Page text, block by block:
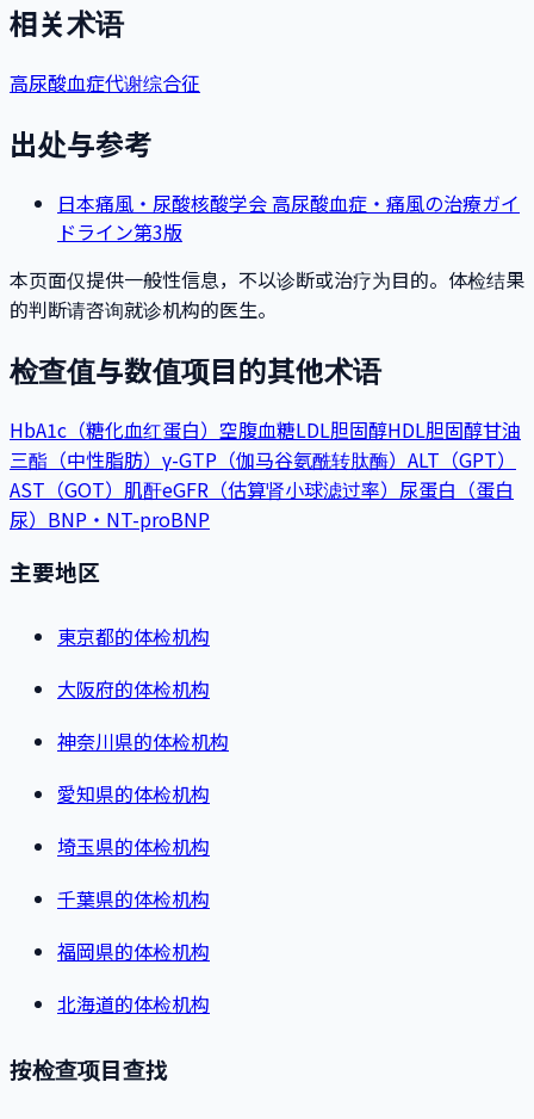
相关术语
高尿酸血症代谢综合征
出处与参考
日本痛風・尿酸核酸学会 高尿酸血症・痛風の治療ガイ
ドライン第3版
本页面仅提供一般性信息，不以诊断或治疗为目的。体检结果
的判断请咨询就诊机构的医生。
检查值与数值项目的其他术语
HbA1c（糖化血红蛋白） 空腹血糖LDL胆固醇HDL胆固醇甘油
三酯（中性脂肪） γ-GTP（伽马谷氨酰转肽酶） ALT（GPT）
AST（GOT） 肌酐eGFR（估算肾小球滤过率） 尿蛋白（蛋白
尿） BNP・NT-proBNP
主要地区
東京都的体检机构
大阪府的体检机构
神奈川県的体检机构
愛知県的体检机构
埼玉県的体检机构
千葉県的体检机构
福岡県的体检机构
北海道的体检机构
按检查项目查找